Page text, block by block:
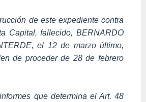
de este expediente contra
Capital, fallecido, BERNARDO
el 12 de marzo último,
de proceder de 28 de febrero
que determina el Art. 48